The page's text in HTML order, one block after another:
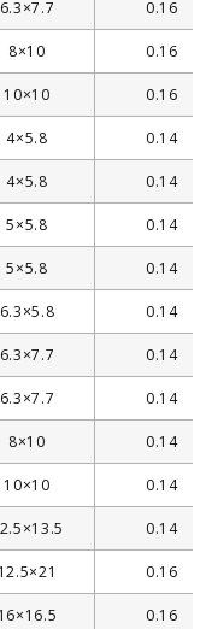
6.3×7.7 0.16
8×10 0.16
10×10 0.16
4×5.8 0.14
4×5.8 0.14
5×5.8 0.14
5×5.8 0.14
6.3×5.8 0.14
6.3×7.7 0.14
6.3×7.7 0.14
8×10 0.14
10×10 0.14
0.14
12.5×21 0.16
16×16.5 0.16